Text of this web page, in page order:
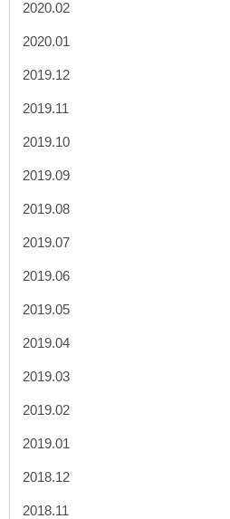
2020.02
2020.01
2019.12
2019.11
2019.10
2019.09
2019.08
2019.07
2019.06
2019.05
2019.04
2019.03
2019.02
2019.01
2018.12
2018.11